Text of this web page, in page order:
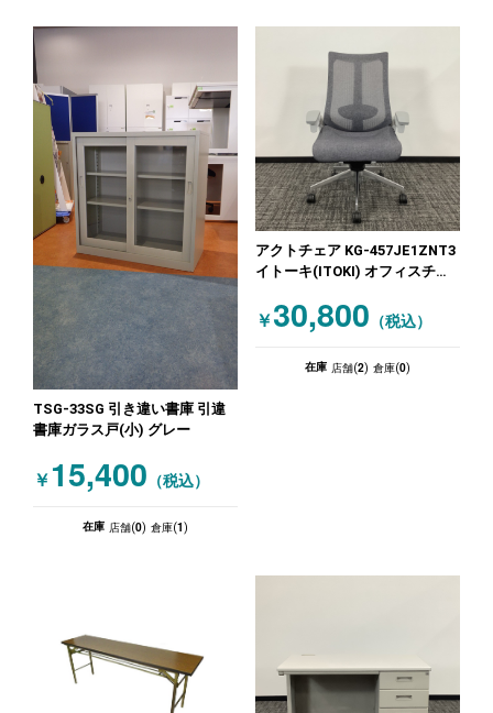
TSG-33SG 引き違い書庫 引違
書庫ガラス戸(小) グレー
￥ 15,400 （税込）
在庫 店舗(0) 倉庫(1)
アクトチェア KG-457JE1ZNT3
イトーキ(ITOKI) オフィスチェ
￥30,800 （税込）
在庫 店舗(2) 倉庫(0)